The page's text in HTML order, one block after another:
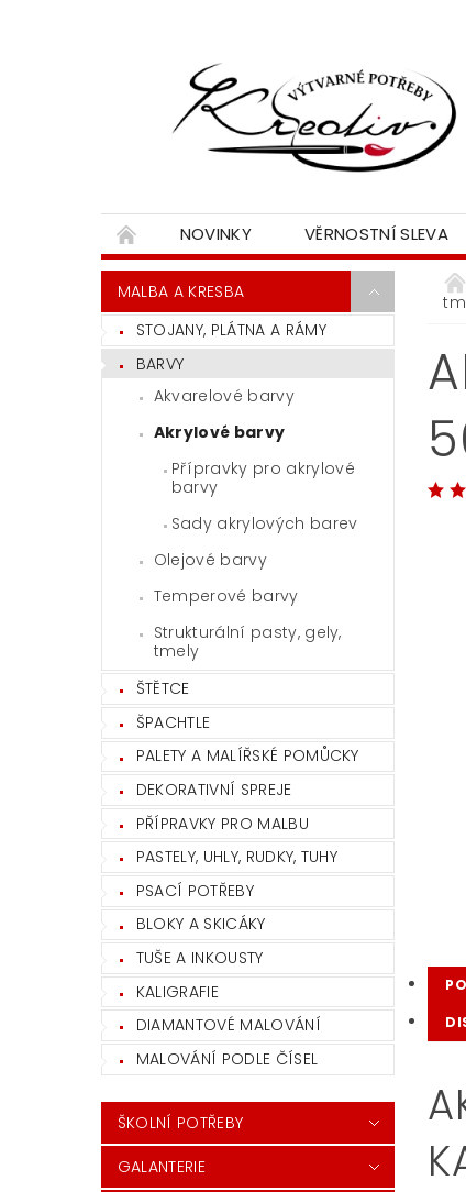
NOVINKY VĚRNOSTNÍ SLEVA
MALBA A KRESBA
STOJANY, PLÁTNA A RÁMY
BARVY
Akvarelové barvy
Akrylové barvy
Přípravky pro akrylové
barvy
Sady akrylových barev
Olejové barvy
Temperové barvy
Strukturální pasty, gely,
tmely
ŠTĚTCE
ŠPACHTLE
PALETY A MALÍŘSKÉ POMŮCKY
DEKORATIVNÍ SPREJE
PŘÍPRAVKY PRO MALBU
PASTELY, UHLY, RUDKY, TUHY
PSACÍ POTŘEBY
BLOKY A SKICÁKY
TUŠE A INKOUSTY
KALIGRAFIE
DIAMANTOVÉ MALOVÁNÍ
MALOVÁNÍ PODLE ČÍSEL
ŠKOLNÍ POTŘEBY
GALANTERIE